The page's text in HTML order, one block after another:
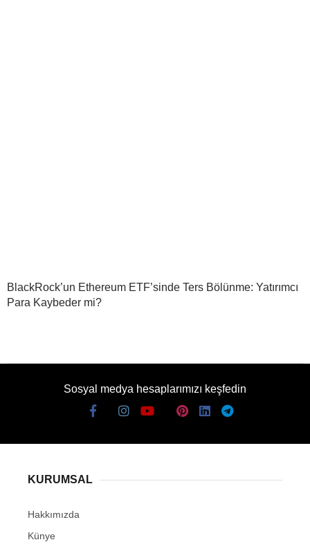
BlackRock’un Ethereum ETF’sinde Ters Bölünme: Yatırımcı
Para Kaybeder mi?
Sosyal medya hesaplarımızı keşfedin
KURUMSAL
Hakkımızda
Künye